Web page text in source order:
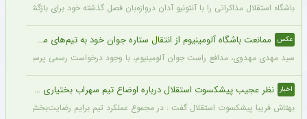
باشگاه استقلال مذاکراتی را با آنتونیو آدان دروازه‌بان فصل گذشته خود برای بازگشت یه
عکس ممانعت باشگاه آلومینیوم از انتقال ستاره جوان خود به تیم‌های مدعی + عکس
سید مهدی مهدوی، مدافع راست جوان آلومینیوم، با وجود درخواست رسمی پرسپولیس،
اخبار نظر عجیب پیشکسوت استقلال درباره اوضاع تیم سهراب بختیاری زاده + جزئیات
بهتاش فریبا پیشکسوت استقلال گفت : در مجموع عملکرد تیم برایم رضایت‌بخش بود.